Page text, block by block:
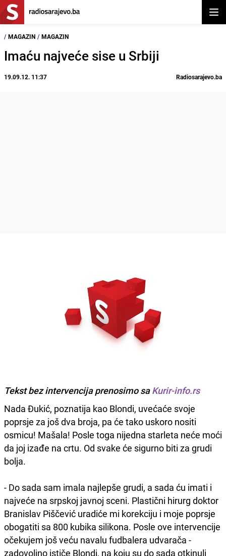
/ MAGAZIN / MAGAZIN
Imaću najveće sise u Srbiji
19.09.12. 11:37 Radiosarajevo.ba
Tekst bez intervencija prenosimo saKurir-info.rs
Nada Đukić, poznatija kao Blondi, uvećaće svoje
poprsje za još dva broja, pa će tako uskoro nositi
osmicu! Mašala! Posle toga nijedna starleta neće moći
da joj izađe na crtu. Od svake će sigurno biti za grudi
bolja.
- Do sada sam imala najlepše grudi, a sada ću imati i
najveće na srpskoj javnoj sceni. Plastični hirurg doktor
Branislav Piščević uradiće mi korekciju i moje poprsje
obogatiti sa 800 kubika silikona. Posle ove intervencije
očekujem još veću navalu fudbalera udvarača -
zadovoljno ističe Blondi, na koju su do sada otkinuli